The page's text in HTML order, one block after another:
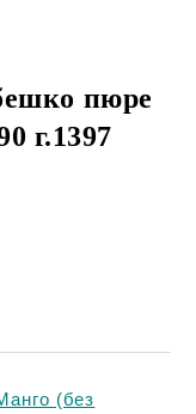
пюре
г.1397
(без